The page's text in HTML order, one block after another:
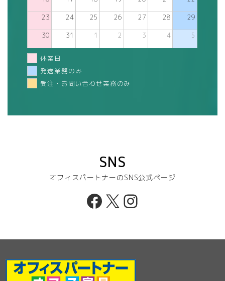
23 24 25 26 27 28 29
30 31 1 2 3 4 5
休業日
発送業務のみ
受注・お問い合わせ業務のみ
SNS
オフィスパートナーのSNS公式ページ
Facebook
X Instagram